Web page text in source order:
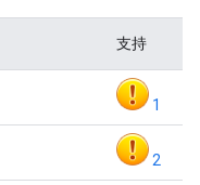
支持
1
2